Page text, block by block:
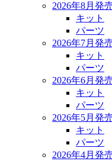
2026年8月発
キット
パーツ
2026年7月発
キット
パーツ
2026年6月発
キット
パーツ
2026年5月発
キット
パーツ
2026年4月発